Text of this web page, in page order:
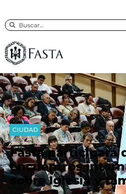
CIUDAD
Fasta participará
encuentros
sobre Iglesia y